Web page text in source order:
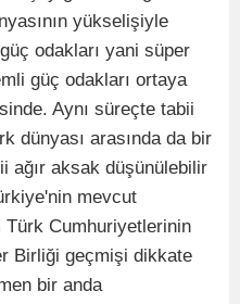
yükselişiyle
odakları yani süper
güç odakları ortaya
Aynı süreçte tabii
dünyası arasında da bir
ağır aksak düşünülebilir
mevcut
Cumhuriyetlerinin
Birliği geçmişi dikkate
bir anda